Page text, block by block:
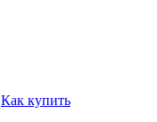
Как купить